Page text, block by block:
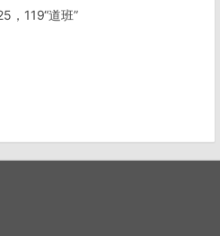
，119“道班”